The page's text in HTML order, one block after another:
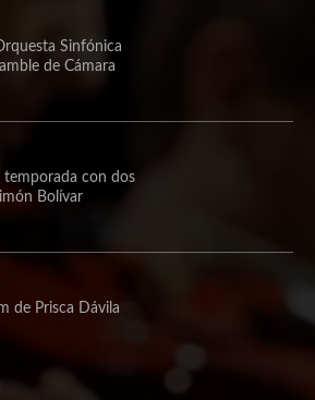
Sinfónica
de Cámara
temporada con dos
Bolívar
de Prisca Dávila